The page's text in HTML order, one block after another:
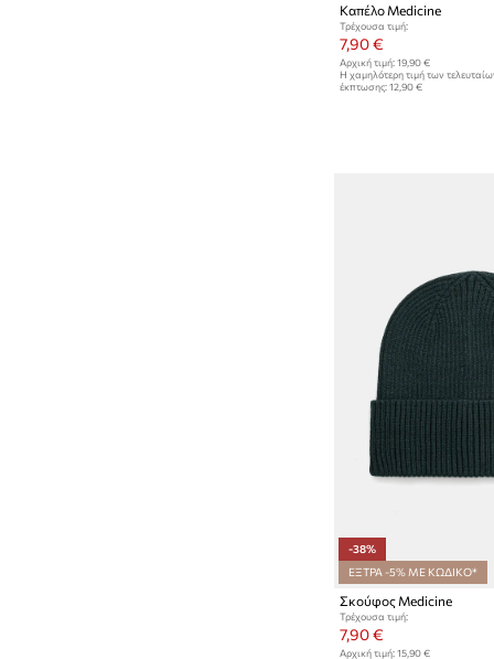
Καπέλο Medicine
Τρέχουσα τιμή:
7,90 €
Αρχική τιμή: 19,90 €
Η χαμηλότερη τιμή των
έκπτωσης: 12,90 €
-38%
ΕΞΤΡΑ -5% ΜΕ ΚΩΔΙΚΟ*
Σκούφος Medicine
Τρέχουσα τιμή:
7,90 €
Αρχική τιμή: 15,90 €